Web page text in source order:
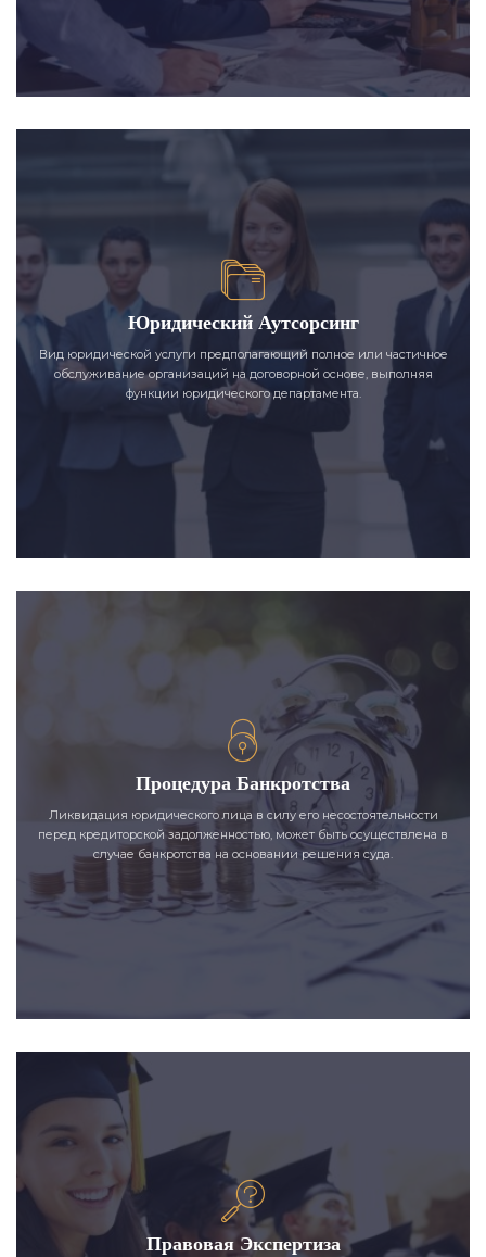
Юридический Аутсорсинг
Вид юридической услуги предполагающий полное или частичное
обслуживание организаций на договорной основе, выполняя
функции юридического департамента.
Процедура Банкротства
Ликвидация юридического лица в силу его несостоятельности
перед кредиторской задолженностью, может быть осуществлена в
случае банкротства на основании решения суда.
Правовая Экспертиза